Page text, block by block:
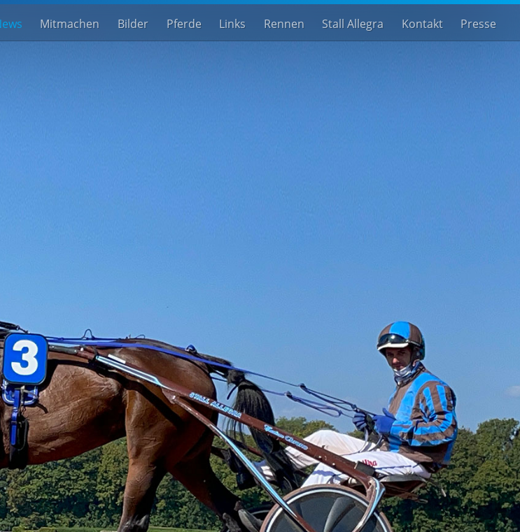
Mitmachen Bilder Pferde Links Rennen Stall Allegra Kontakt Presse